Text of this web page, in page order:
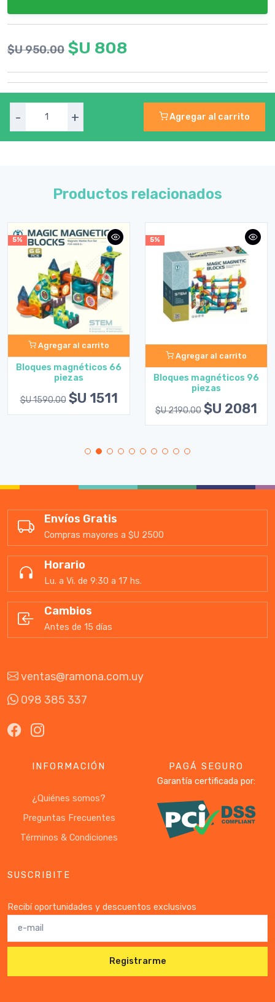
$U 950.00 $U 808
- + Agregar al carrito
Productos relacionados
5%
Agregar al carrito
Bloques magnéticos 66
piezas
$U 1590.00 $U 1511
5%
Agregar al carrito
Bloques magnéticos 96
piezas
$U 2190.00 $U 2081
Envíos Gratis
Compras mayores a $U 2500
Horario
Lu. a Vi. de 9:30 a 17 hs.
Cambios
Antes de 15 días
ventas@ramona.com.uy
098 385 337
INFORMACIÓN
¿Quiénes somos?
Preguntas Frecuentes
Términos & Condiciones
PAGÁ SEGURO
Garantía certificada por:
SUSCRIBITE
Recibí oportunidades y descuentos exclusivos
Registrarme